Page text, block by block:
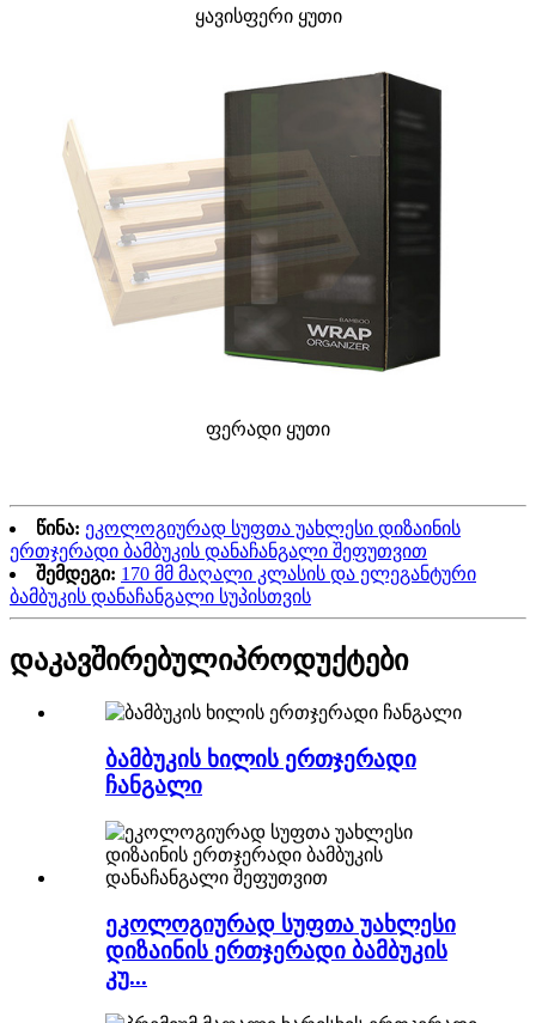
ყავისფერი ყუთი
ფერადი ყუთი
წინა: ეკოლოგიურად სუფთა უახლესი დიზაინის
ერთჯერადი ბამბუკის დანაჩანგალი შეფუთვით
შემდეგი: 170 მმ მაღალი კლასის და ელეგანტური
ბამბუკის დანაჩანგალი სუპისთვის
დაკავშირებულიპროდუქტები
ბამბუკის ხილის ერთჯერადი
ჩანგალი
ეკოლოგიურად სუფთა უახლესი
დიზაინის ერთჯერადი ბამბუკის
კუ...